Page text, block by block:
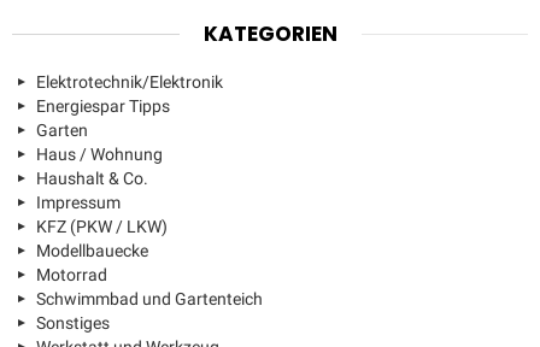
KATEGORIEN
Elektrotechnik/Elektronik
Energiespar Tipps
Garten
Haus / Wohnung
Haushalt & Co.
Impressum
KFZ (PKW / LKW)
Modellbauecke
Motorrad
Schwimmbad und Gartenteich
Sonstiges